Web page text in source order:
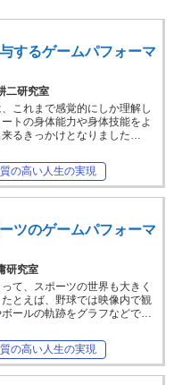
するゲームパフォーマ
二研究室
これまで感覚的にしか理解し
トの身体能力や身体技能をよ
来るきっかけとなりました…
質の高い人生の実現
ツのゲームパフォーマ
研究室
て、スポーツの世界も大きく
とえば、野球では映像内で観
ールの軌跡をグラフなどで…
質の高い人生の実現